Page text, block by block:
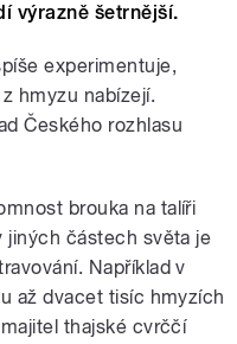
výrazně šetrnější.
experimentuje,
hmyzu nabízejí.
Českého rozhlasu
brouka na talíři
jiných částech světa je
Například v
až dvacet tisíc hmyzích
thajské cvrččí